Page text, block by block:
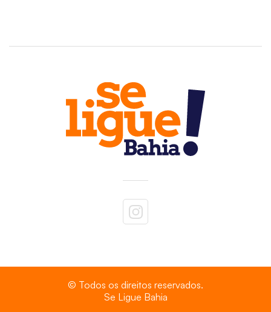
© Todos os direitos reservados.
Se Ligue Bahia